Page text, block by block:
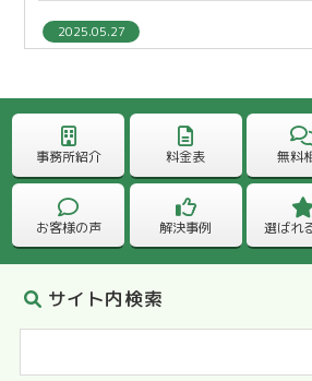
2025.05.27
2025.05.27
処理や対応もとても早く、相続を終え
謝しています。
2025.05.27
完璧な書類を拝見して、やはり、先生
たと心から感謝しております。
事務所紹介 料金表 無料
お客様の声 解決事例 選ばれ
サイト内検索